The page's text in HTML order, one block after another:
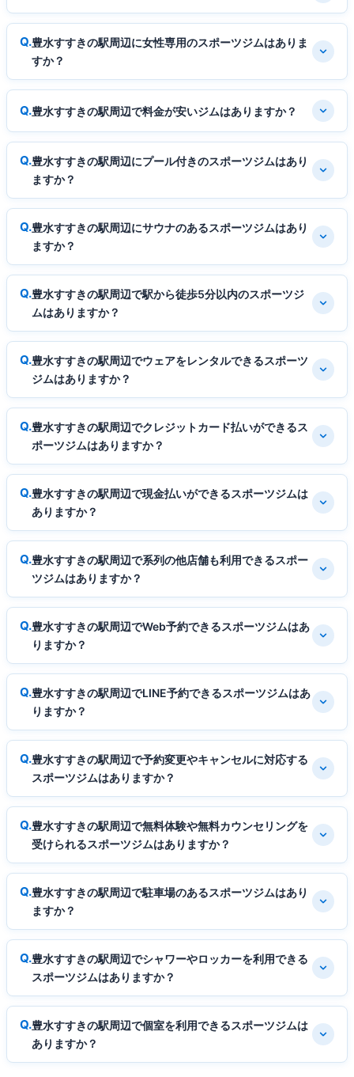
豊水すすきの駅周辺に女性専用のスポーツジムはありま
すか？
豊水すすきの駅周辺で料金が安いジムはありますか？
豊水すすきの駅周辺にプール付きのスポーツジムはあり
ますか？
豊水すすきの駅周辺にサウナのあるスポーツジムはあり
ますか？
豊水すすきの駅周辺で駅から徒歩5分以内のスポーツジ
ムはありますか？
豊水すすきの駅周辺でウェアをレンタルできるスポーツ
ジムはありますか？
豊水すすきの駅周辺でクレジットカード払いができるス
ポーツジムはありますか？
豊水すすきの駅周辺で現金払いができるスポーツジムは
ありますか？
豊水すすきの駅周辺で系列の他店舗も利用できるスポー
ツジムはありますか？
豊水すすきの駅周辺でWeb予約できるスポーツジムはあ
りますか？
豊水すすきの駅周辺でLINE予約できるスポーツジムはあ
りますか？
豊水すすきの駅周辺で予約変更やキャンセルに対応する
スポーツジムはありますか？
豊水すすきの駅周辺で無料体験や無料カウンセリングを
受けられるスポーツジムはありますか？
豊水すすきの駅周辺で駐車場のあるスポーツジムはあり
ますか？
豊水すすきの駅周辺でシャワーやロッカーを利用できる
スポーツジムはありますか？
豊水すすきの駅周辺で個室を利用できるスポーツジムは
ありますか？